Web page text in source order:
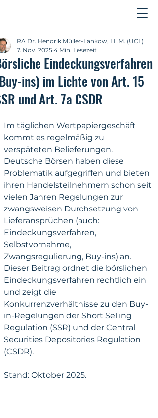
Eindeckungsverfahren
ins) im Lichte von Art. 15
und Art. 7a CSDR
RA Dr. Hendrik Müller-Lankow, LL.M. (UCL)
7. Nov. 2025 4 Min. Lesezeit
Im täglichen Wertpapiergeschäft
kommt es regelmäßig zu
verspäteten Belieferungen.
Deutsche Börsen haben diese
Problematik aufgegriffen und bieten
ihren Handelsteilnehmern schon seit
vielen Jahren Regelungen zur
zwangsweisen Durchsetzung von
Lieferansprüchen (auch:
Eindeckungsverfahren,
Selbstvornahme,
Zwangsregulierung, Buy-ins) an.
Dieser Beitrag ordnet die börslichen
Eindeckungsverfahren rechtlich ein
und zeigt die
Konkurrenzverhältnisse zu den Buy-
in-Regelungen der Short Selling
Regulation (SSR) und der Central
Securities Depositories Regulation
(CSDR).
Stand: Oktober 2025.